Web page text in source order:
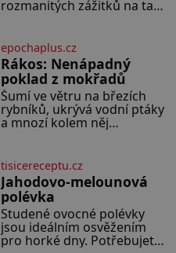
rozmanitých zážitků na tak
Během jediného dne
můžete nahlédnout do
útrob jedné z
nejvýznamnějších vodních
elektráren v Evropě, vydat
se na horské hřebeny,
projet se na koloběžce a
Losinách nebo v termálním
epochaplus.cz
Rákos: Nenápadný
poklad z mokřadů
Šumí ve větru na březích
rybníků, ukrývá vodní ptáky
a mnozí kolem něj
stavět domy, vyrábět lodě,
zapisovat první texty a
inspiroval řadu pověstí. Tato
skromná, ale užitečná
rostlina provází člověka už
tisíce let. Většina lidí vnímá
rákos jen jako obyčejnou
tisicereceptu.cz
Jahodovo-melounová
polévka
Studené ovocné polévky
jsou ideálním osvěžením
pro horké dny. Potřebujete